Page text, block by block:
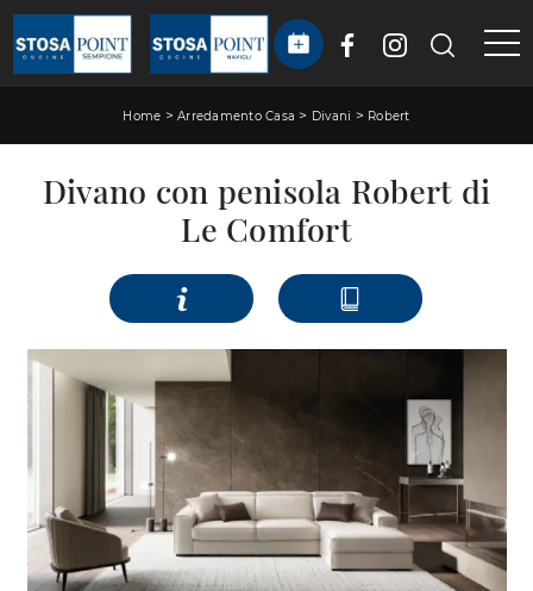
Home >Arredamento Casa > Divani > Robert
Divano con penisola Robert di
Le Comfort